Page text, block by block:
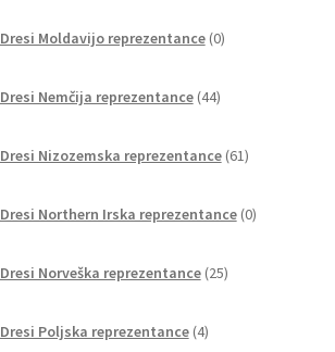
Dresi Moldavijo reprezentance 0izdelkov
Dresi Nemčija reprezentance 44izdelkov
Dresi Nizozemska reprezentance 61izdelkov
Dresi Northern Irska reprezentance 0izdelkov
Dresi Norveška reprezentance 25izdelkov
Dresi Poljska reprezentance 4izdelki